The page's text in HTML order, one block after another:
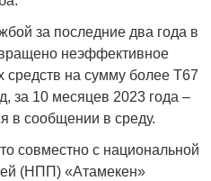
за последние два года в
неэффективное
на сумму более Т67
за 10 месяцев 2023 года –
в сообщении в среду.
совместно с национальной
(НПП) «Атамекен»